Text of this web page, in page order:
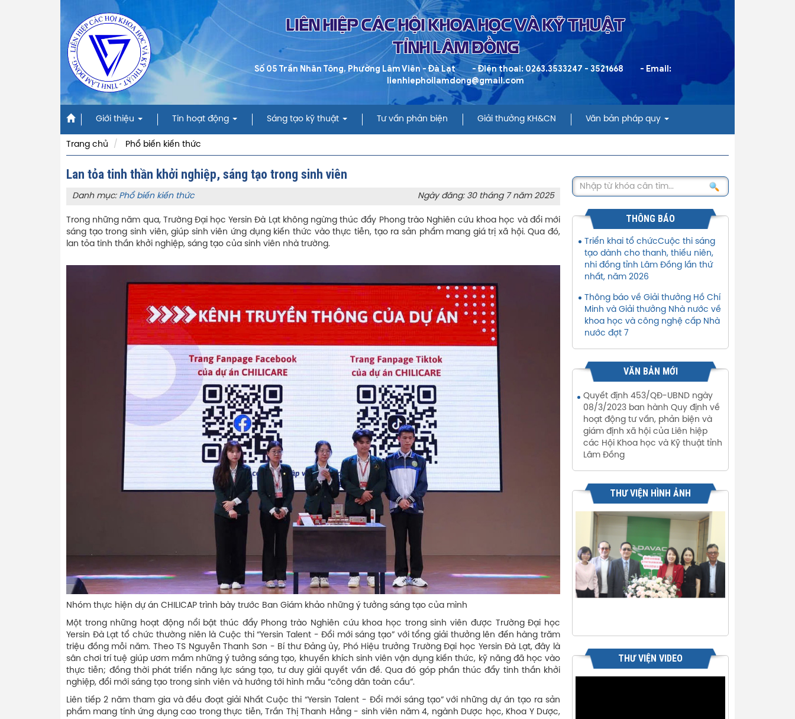
LIÊN HIỆP CÁC HỘI KHOA HỌC VÀ KỸ THUẬT
TỈNH LÂM ĐỒNG
Số 05 Trần Nhân Tông, Phường Lâm Viên - Đà Lạt - Điện thoai: 0263.3533247 - 3521668
- Email:
lienhiephoilamdong@gmail.com
Giới thiệu Tin hoạt động Sáng tạo kỹ thuật Tư vấn phản biện Giải thưởng KH&CN Văn bản pháp quy
Trang chủ Phổ biến kiến thức
Lan tỏa tinh thần khởi nghiệp, sáng tạo trong sinh viên
Danh mục: Phổ biến kiến thức Ngày đăng: 30 tháng 7 năm 2025
Trong những năm qua, Trường Đại học Yersin Đà Lạt không ngừng thúc đẩy Phong trào Nghiên cứu khoa học và đổi mới
sáng tạo trong sinh viên, giúp sinh viên ứng dụng kiến thức vào thực tiễn, tạo ra sản phẩm mang giá trị xã hội. Qua đó,
lan tỏa tinh thần khởi nghiệp, sáng tạo của sinh viên nhà trường.
Nhóm thực hiện dự án CHILICAP trình bày trước Ban Giám khảo những ý tưởng sáng tạo của mình
Một trong những hoạt động nổi bật thúc đẩy Phong trào Nghiên cứu khoa học trong sinh viên được Trường Đại học
Yersin Đà Lạt tổ chức thường niên là Cuộc thi “Yersin Talent - Đổi mới sáng tạo” với tổng giải thưởng lên đến hàng trăm
triệu đồng mỗi năm. Theo TS Nguyễn Thanh Sơn - Bí thư Đảng ủy, Phó Hiệu trưởng Trường Đại học Yersin Đà Lạt, đây là
sân chơi trí tuệ giúp ươm mầm những ý tưởng sáng tạo, khuyến khích sinh viên vận dụng kiến thức, kỹ năng đã học vào
thực tiễn; đồng thời phát triển năng lực sáng tạo, tư duy giải quyết vấn đề. Qua đó góp phần thúc đẩy tinh thần khởi
nghiệp, đổi mới sáng tạo trong sinh viên và hướng tới hình mẫu “công dân toàn cầu”.
Liên tiếp 2 năm tham gia và đều đoạt giải Nhất Cuộc thi “Yersin Talent - Đổi mới sáng tạo” với những dự án tạo ra sản
phẩm mang tính ứng dụng cao trong thực tiễn, Trần Thị Thanh Hằng - sinh viên năm 4, ngành Dược học, Khoa Y Dược,
THÔNG BÁO
Triển khai tổ chứcCuộc thi sáng
tạo dành cho thanh, thiếu niên,
nhi đồng tỉnh Lâm Đồng lần thứ
nhất, năm 2026
Thông báo về Giải thưởng Hồ Chí
Minh và Giải thưởng Nhà nước về
khoa học và công nghệ cấp Nhà
nước đợt 7
VĂN BẢN MỚI
Quyết định 453/QĐ-UBND ngày
08/3/2023 ban hành Quy định về
hoạt động tư vấn, phản biện và
giám định xã hội của Liên hiệp
các Hội Khoa học và Kỹ thuật tỉnh
Lâm Đồng
THƯ VIỆN HÌNH ẢNH
THƯ VIỆN VIDEO